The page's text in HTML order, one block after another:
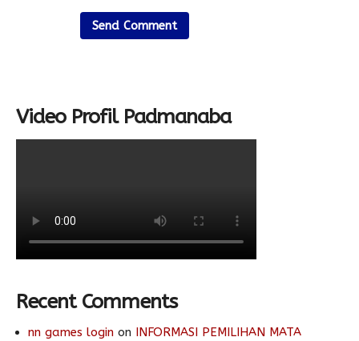
Video Profil Padmanaba
Recent Comments
nn games login on INFORMASI PEMILIHAN MATA